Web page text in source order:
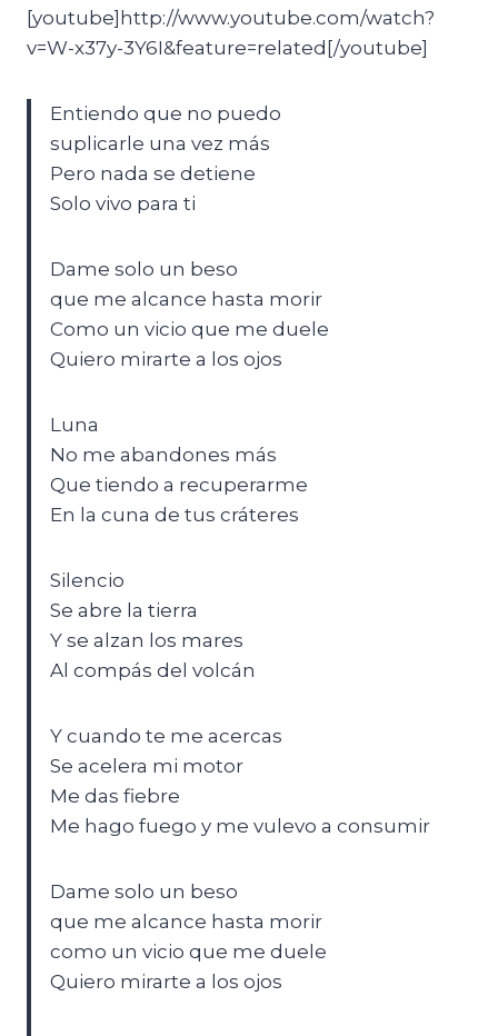
[youtube]http://www.youtube.com/watch?
v=W-x37y-3Y6I&feature=related[/youtube]
Entiendo que no puedo
suplicarle una vez más
Pero nada se detiene
Solo vivo para ti
Dame solo un beso
que me alcance hasta morir
Como un vicio que me duele
Quiero mirarte a los ojos
Luna
No me abandones más
Que tiendo a recuperarme
En la cuna de tus cráteres
Silencio
Se abre la tierra
Y se alzan los mares
Al compás del volcán
Y cuando te me acercas
Se acelera mi motor
Me das fiebre
Me hago fuego y me vulevo a consumir
Dame solo un beso
que me alcance hasta morir
como un vicio que me duele
Quiero mirarte a los ojos